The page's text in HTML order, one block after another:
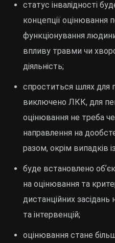
статус інвалідності
концепції оцінювання
функціонування
впливу травми чи
діяльність;
спроститься шлях для
виключено ЛКК, для
оцінювання не треба
направлення на
разом, окрім випадків
буде встановлено
на оцінювання та
дистанційних засідань
та інтервенцій;
оцінювання стане